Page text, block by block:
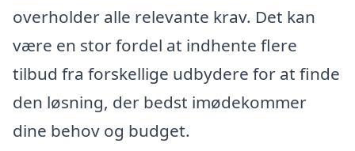
overholder alle relevante krav. Det kan
være en stor fordel at indhente flere
tilbud fra forskellige udbydere for at finde
den løsning, der bedst imødekommer
dine behov og budget.